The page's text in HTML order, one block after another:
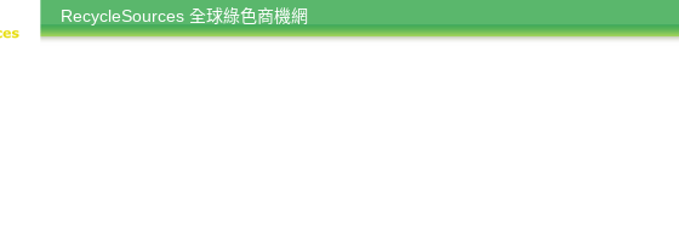
RecycleSources 全球綠色商機網